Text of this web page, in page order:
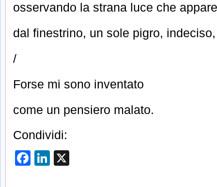
osservando la strana luce che appare
dal finestrino, un sole pigro,
/
Forse mi sono inventato
come un pensiero malato.
Condividi:
Facebook
LinkedIn